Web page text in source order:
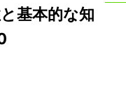
基本的な知